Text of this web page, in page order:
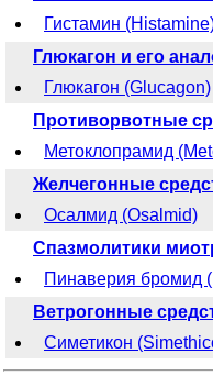
Гистамин
Глюкагон и его
Глюкагон (Glucagon)
Противорвотные
Метоклопрамид
Желчегонные
Осалмид (Osalmid)
Спазмолитики
Пинаверия бромид
Ветрогонные
Симетикон